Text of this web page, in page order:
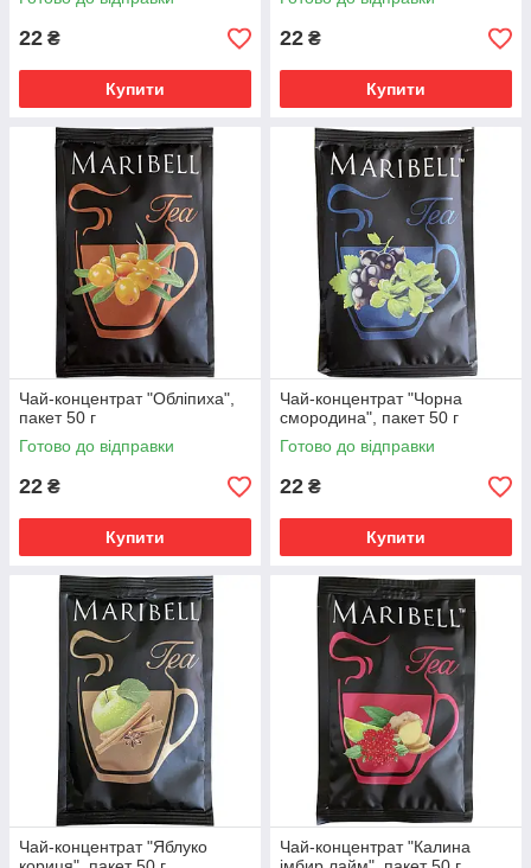
22 ₴
Купити
22 ₴
Купити
Чай-концентрат "Обліпиха",
пакет 50 г
Готово до відправки
22 ₴
Купити
Чай-концентрат "Чорна
смородина", пакет 50 г
Готово до відправки
22 ₴
Купити
Чай-концентрат "Яблуко
Чай-концентрат "Калина